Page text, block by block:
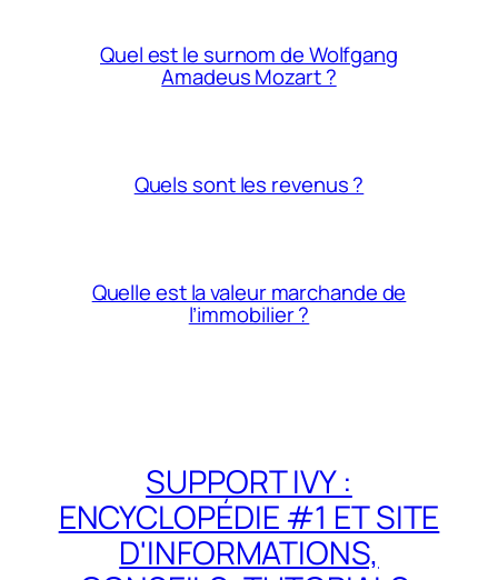
Quel est le surnom de Wolfgang
Amadeus Mozart ?
Quels sont les revenus ?
Quelle est la valeur marchande de
l’immobilier ?
SUPPORT IVY :
ENCYCLOPÉDIE #1 ET SITE
D'INFORMATIONS,